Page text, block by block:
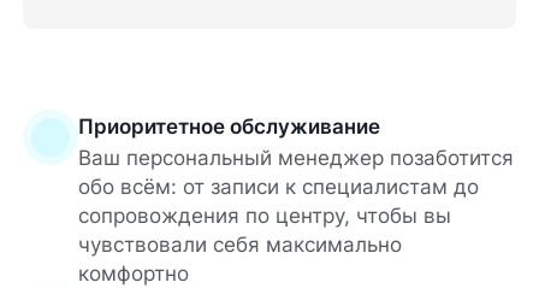
Приоритетное обслуживание
Ваш персональный менеджер позаботится
обо всём: от записи к специалистам до
сопровождения по центру, чтобы вы
чувствовали себя максимально
комфортно